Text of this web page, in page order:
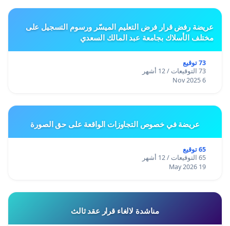
عريضة رفض قرار فرض التعليم الميسّر ورسوم التسجيل على
مختلف الأسلاك بجامعة عبد المالك السعدي
73 توقيع
73 التوقيعات / 12 أشهر
6 Nov 2025
عريضة في خصوص التجاوزات الواقعة على حق الصورة
65 توقيع
65 التوقيعات / 12 أشهر
19 May 2026
مناشدة لالغاء قرار عقد ثالث